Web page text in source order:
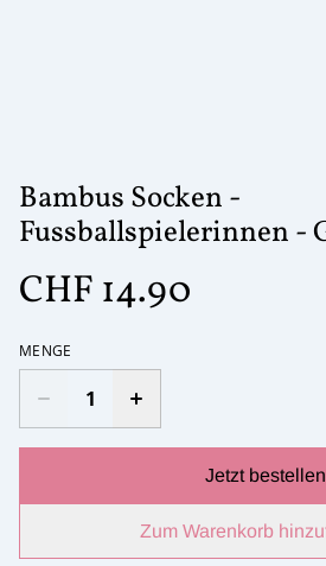
Bambus Socken -
Fussballspielerinnen -
CHF 14.90
MENGE
Jetzt bestellen
Zum Warenkorb